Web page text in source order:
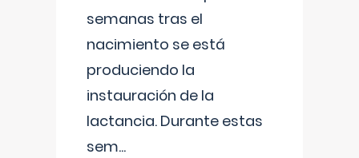
semanas tras el
nacimiento se está
produciendo la
instauración de la
lactancia. Durante estas
sem...